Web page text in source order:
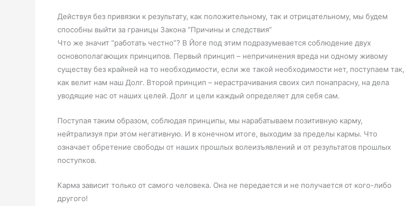
Действуя без привязки к результату, как положительному, так и отрицательному, мы будем
способны выйти за границы Закона “Причины и следствия”
Что же значит “работать честно”? В Йоге под этим подразумевается соблюдение двух
основополагающих принципов. Первый принцип – непричинения вреда ни одному живому
существу без крайней на то необходимости, если же такой необходимости нет, поступаем так,
как велит нам наш Долг. Второй принцип – нерастрачивания своих сил понапрасну, на дела
уводящие нас от наших целей. Долг и цели каждый определяет для себя сам.
Поступая таким образом, соблюдая принципы, мы нарабатываем позитивную карму,
нейтрализуя при этом негативную. И в конечном итоге, выходим за пределы кармы. Что
означает обретение свободы от наших прошлых волеизъявлений и от результатов прошлых
поступков.
Карма зависит только от самого человека. Она не передается и не получается от кого-либо
другого!